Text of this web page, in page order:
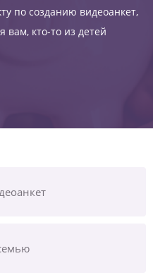
по созданию видеоанкет,
вам, кто-то из детей